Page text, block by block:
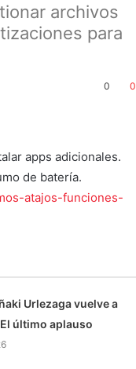
archivos
para
0 0
apps adicionales.
de batería.
atajos-funciones-
Urlezaga vuelve a
último aplauso